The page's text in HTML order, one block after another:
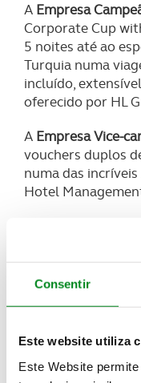
Consentir
Este website utiliza
Este Website
A Empresa
Corporate Cup
5 noites até ao
Turquia numa
incluído,
oferecido por HL
A Empresa Vice-
vouchers duplos
numa das
Hotel
experiência com
deslumbrante
1 de julho 2022 –